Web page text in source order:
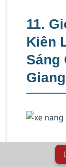
11.
Kiên
Sáng
Giang
KCN
Dương